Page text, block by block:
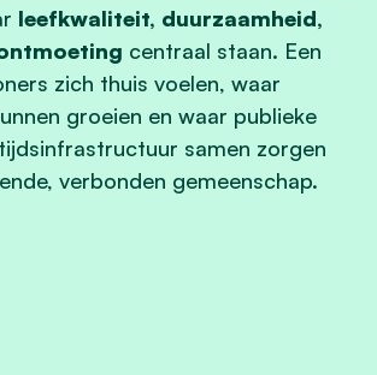
leefkwaliteit, duurzaamheid,
centraal staan. Een
zich thuis voelen, waar
groeien en waar publieke
samen zorgen
verbonden gemeenschap.